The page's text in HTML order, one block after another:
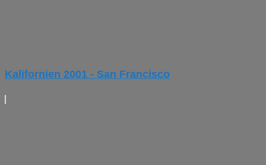
Kalifornien 2001 - San Francisco